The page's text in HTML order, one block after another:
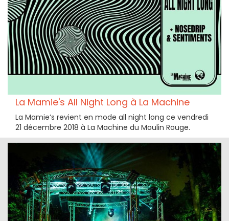
La Mamie's All Night Long à La Machine
La Mamie’s revient en mode all night long ce vendredi
21 décembre 2018 à La Machine du Moulin Rouge.